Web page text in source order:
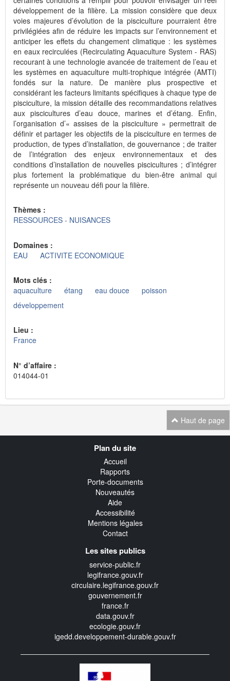
développement de la filière. La mission considère que deux
voies majeures d’évolution de la pisciculture pourraient être
privilégiées afin de réduire les impacts sur l’environnement et
anticiper les effets du changement climatique : les systèmes
en eaux recirculées (Recirculating Aquaculture System - RAS)
recourant à une technologie avancée de traitement de l’eau et
les systèmes en aquaculture multi-trophique intégrée (AMTI)
fondés sur la nature. De manière plus prospective et
considérant les facteurs limitants spécifiques à chaque type de
pisciculture, la mission détaille des recommandations relatives
aux piscicultures d’eau douce, marines et d’étang. Enfin,
l’organisation d’« assises de la pisciculture » permettrait de
définir et partager les objectifs de la pisciculture en termes de
production, de types d’installation, de gouvernance ; de traiter
de l’intégration des enjeux environnementaux et des
conditions d’installation de nouvelles piscicultures ; d’intégrer
plus fortement la problématique du bien-être animal qui
représente un nouveau défi pour la filière.
Thèmes :
RESSOURCES - NUISANCES
Domaines :
EAU
ACTIVITE ECONOMIQUE
Mots clés :
aquaculture
étang eau douce
poisson
développement
Lieu :
France
N° d’affaire :
014044-01
Haut de page
Plan du site
Accueil
Rapports
Porte-documents
Nouveautés
Aide
Accessibilité
Mentions légales
Contact
Les sites publics
service-public.fr
legifrance.gouv.fr
circulaire.legifrance.gouv.fr
gouvernement.fr
france.fr
data.gouv.fr
ecologie.gouv.fr
igedd.developpement-durable.gouv.fr